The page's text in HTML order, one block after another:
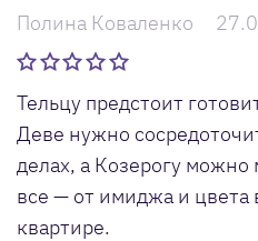
Полина Коваленко
Тельцу предстоит
Деве нужно
делах, а Козерогу можно
все — от имиджа и цвета
квартире.